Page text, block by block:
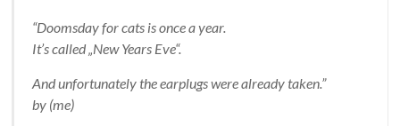
“Doomsday for cats is once a year.
It’s called „New Years Eve“.
And unfortunately the earplugs were already taken.”
by (me)